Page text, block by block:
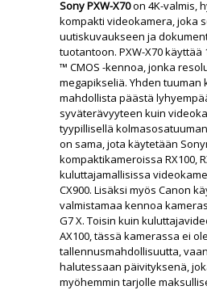
Sony PXW-X70on 4K-valmis,
kompakti videokamera, joka
uutiskuvaukseen ja
tuotantoon. PXW-X70 käyttää
™ CMOS -kennoa, jonka
megapikseliä. Yhden tuuman
mahdollista päästä
syväterävyyteen kuin
tyypillisellä
on sama, jota käytetään
kompaktikameroissa RX100,
kuluttajamallisissa
CX900. Lisäksi myös Canon
valmistamaa kennoa
G7 X. Toisin kuin
AX100, tässä kamerassa ei
tallennusmahdollisuutta,
halutessaan päivityksenä,
myöhemmin tarjolle